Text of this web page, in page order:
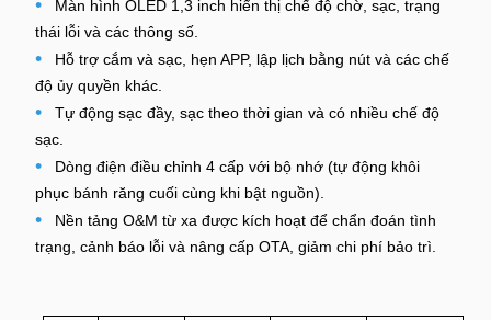
•
Màn hình OLED 1,3 inch hiển thị chế độ chờ, sạc, trạng
thái lỗi và các thông số.
•
Hỗ trợ cắm và sạc, hẹn APP, lập lịch bằng nút và các chế
độ ủy quyền khác.
•
Tự động sạc đầy, sạc theo thời gian và có nhiều chế độ
sạc.
•
Dòng điện điều chỉnh 4 cấp với bộ nhớ (tự động khôi
phục bánh răng cuối cùng khi bật nguồn).
•
Nền tảng O&M từ xa được kích hoạt để chẩn đoán tình
trạng, cảnh báo lỗi và nâng cấp OTA, giảm chi phí bảo trì.